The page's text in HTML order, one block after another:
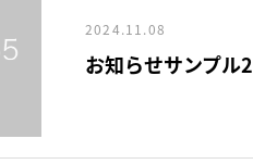
2024.11.08
お知らせサンプル2